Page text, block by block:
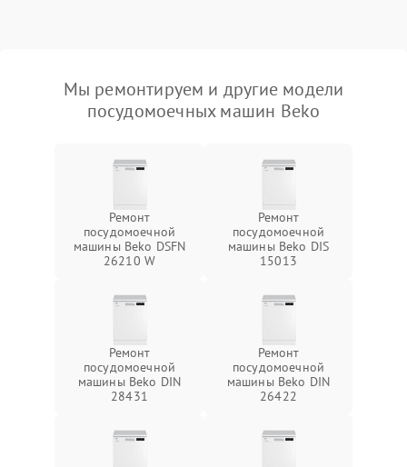
Мы ремонтируем и другие модели
посудомоечных машин Beko
Ремонт
посудомоечной
машины Beko DSFN
26210 W
Ремонт
посудомоечной
машины Beko DIS
15013
Ремонт
посудомоечной
машины Beko DIN
28431
Ремонт
посудомоечной
машины Beko DIN
26422